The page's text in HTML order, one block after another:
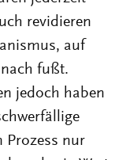
revidieren
auf
fußt.
jedoch haben
Prozess nur